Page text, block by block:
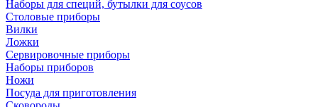
Наборы для специй, бутылки для соусов
Столовые приборы
Вилки
Ложки
Сервировочные приборы
Наборы приборов
Ножи
Посуда для приготовления